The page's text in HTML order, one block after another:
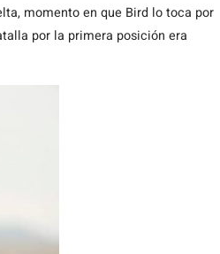
momento en que Bird lo toca por
por la primera posición era